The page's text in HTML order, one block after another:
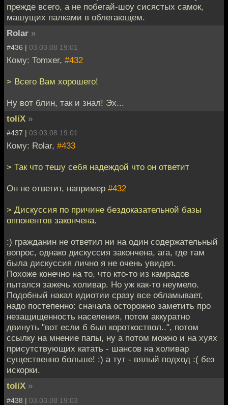
прежде всего, а не побегай-шоу сисястых самок,
машущих палками в облегающем.
Rolar »
#436 | 03.03.08 19:01
Кому: Tomxer, #432
> Всего Вам хорошего!
Ну вот блин, так и знал! Эх...
toliX »
#437 | 03.03.08 19:01
Кому: Rolar, #433
> Так что тешу себя надеждой что он ответит
Он не ответит, например #432
> Дискуссия по причине бездоказательной базы
оппонентов закончена.
:) гражданин не ответил ни на один содержательный
вопрос, однако дискуссия закончена, ага, где там
была дискуссия лично я не очень увидел.
Похоже конечно на то, что кто-то из камрадов
пытался зажечь холивар. Но уж как-то неумело.
Подобный накал идиотии сразу все обламывает,
надо постепенно: сначала осторожно заметить про
незащищенность населения, потом аккуратно
двинуть "вот если б был короткоствол..", потом
ссылку на мнение папы, ну а потом можно и на хуях
присутствующих катать - шансов на холивар
существенно больше! :) а тут - вялый подход :( без
искорки.
toliX »
#438 | 03.03.08 19:03